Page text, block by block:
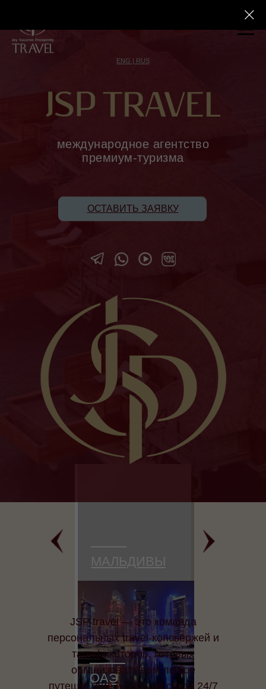
ENG | RUS
международное агентство
премиум-туризма
ОСТАВИТЬ ЗАЯВКУ
МАЛЬДИВЫ
ОАЭ
JSP travel — это команда
персональных travel-консьержей и
тарификаторов, готовых
организовать вам любое
путешествие и быть на связи 24/7